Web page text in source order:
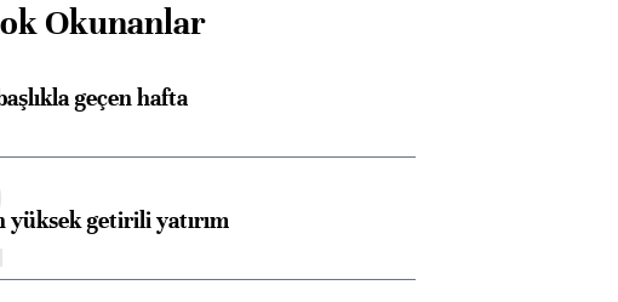
Okunanlar
geçen hafta
yüksek getirili yatırım